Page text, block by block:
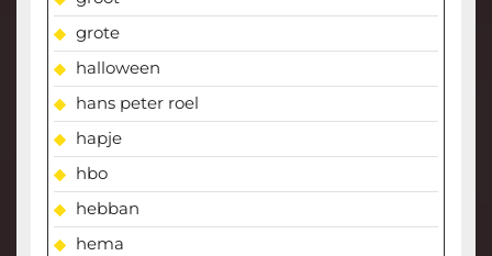
grote
halloween
hans peter roel
hapje
hbo
hebban
hema